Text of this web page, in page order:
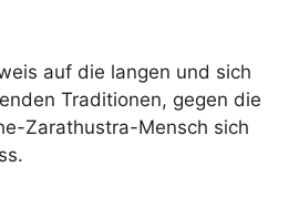
auf die langen und sich
Traditionen, gegen die
Zarathustra-Mensch sich